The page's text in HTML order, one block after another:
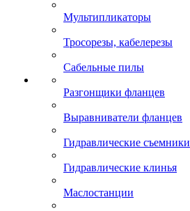
Мультипликаторы
Тросорезы, кабелерезы
Сабельные пилы
Разгонщики фланцев
Выравниватели фланцев
Гидравлические съемники
Гидравлические клинья
Маслостанции